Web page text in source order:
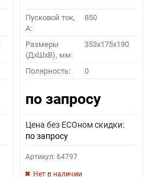
Пусковой ток,
A:
850
Размеры
(ДхШхВ), мм:
353x175x190
Полярность: 0
по запросу
Цена без ECOном скидки:
по запросу
Артикул: 64797
Нет в наличии